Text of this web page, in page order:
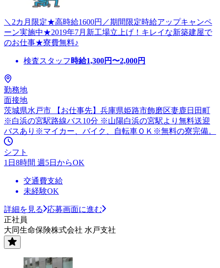
＼2カ月限定★高時給1600円／期間限定時給アップキャンペ
ーン実施中★2019年7月新工場立上げ！キレイな新築建屋で
のお仕事★寮費無料♪
検査スタッフ 時給1,300円〜2,000円
勤務地
面接地
茨城県水戸市 【お仕事先】兵庫県姫路市飾磨区妻鹿日田町
※白浜の宮駅路線バス10分 ※山陽白浜の宮駅より無料送迎
バスあり※マイカー、バイク、自転車ＯＫ※無料の寮完備。
シフト
1日8時間 週5日からOK
交通費支給
未経験OK
詳細を見る
応募画面に進む
正社員
大同生命保険株式会社 水戸支社